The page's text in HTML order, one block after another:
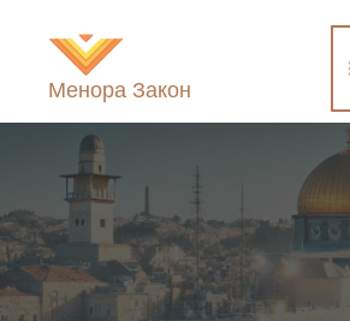
содержимому
Менора Закон